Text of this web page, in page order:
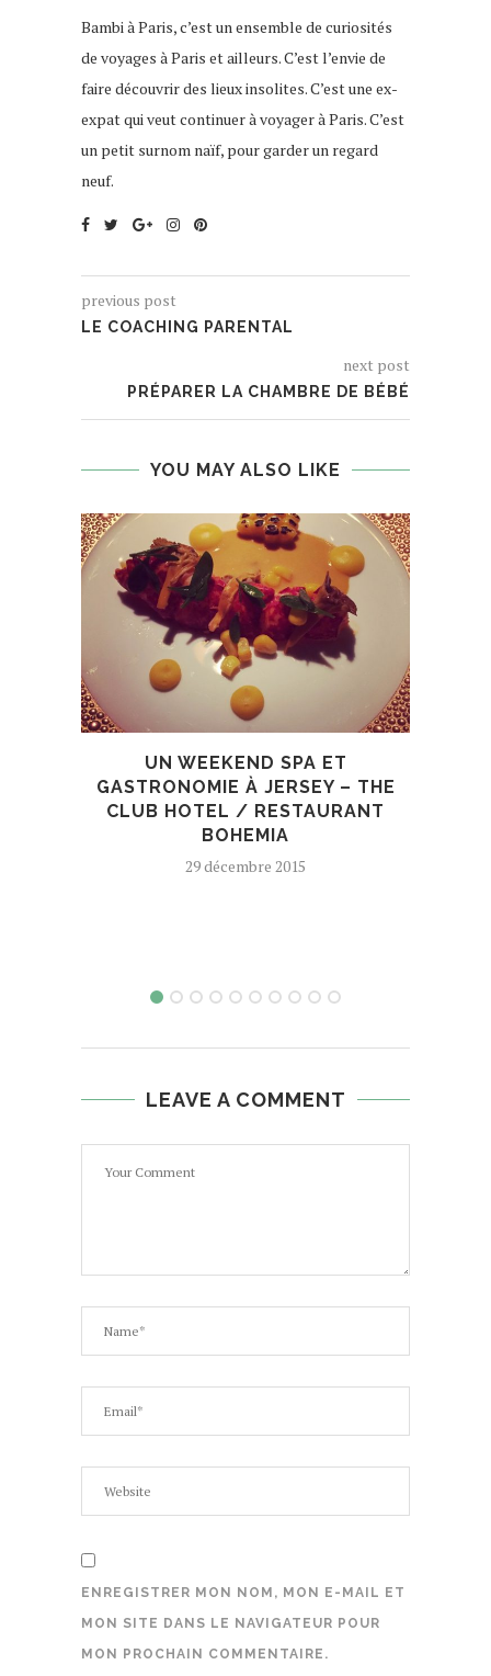
Bambi à Paris, c’est un ensemble de curiosités
de voyages à Paris et ailleurs. C’est l’envie de
faire découvrir des lieux insolites. C’est une ex-
expat qui veut continuer à voyager à Paris. C’est
un petit surnom naïf, pour garder un regard
neuf.
previous post
LE COACHING PARENTAL
next post
PRÉPARER LA CHAMBRE DE BÉBÉ
YOU MAY ALSO LIKE
UN WEEKEND SPA ET
GASTRONOMIE À JERSEY – THE
CLUB HOTEL / RESTAURANT
BOHEMIA
29 décembre 2015
LEAVE A COMMENT
ENREGISTRER MON NOM, MON E-MAIL ET
MON SITE DANS LE NAVIGATEUR POUR
MON PROCHAIN COMMENTAIRE.